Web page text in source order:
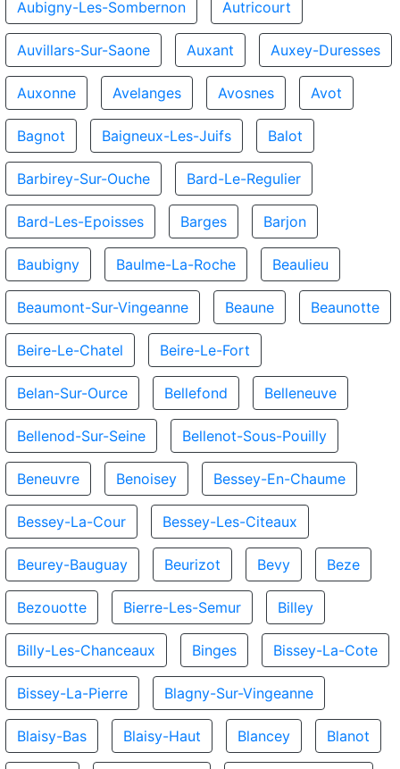
Aubigny-Les-Sombernon Autricourt
Auvillars-Sur-Saone Auxant Auxey-Duresses
Auxonne Avelanges Avosnes Avot
Bagnot Baigneux-Les-Juifs Balot
Barbirey-Sur-Ouche Bard-Le-Regulier
Bard-Les-Epoisses Barges Barjon
Baubigny Baulme-La-Roche Beaulieu
Beaumont-Sur-Vingeanne Beaune Beaunotte
Beire-Le-Chatel Beire-Le-Fort
Belan-Sur-Ource Bellefond Belleneuve
Bellenod-Sur-Seine Bellenot-Sous-Pouilly
Beneuvre Benoisey Bessey-En-Chaume
Bessey-La-Cour Bessey-Les-Citeaux
Beurey-Bauguay Beurizot Bevy Beze
Bezouotte Bierre-Les-Semur Billey
Billy-Les-Chanceaux Binges Bissey-La-Cote
Bissey-La-Pierre Blagny-Sur-Vingeanne
Blaisy-Bas Blaisy-Haut Blancey Blanot